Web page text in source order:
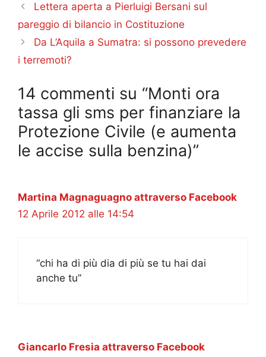
Lettera aperta a Pierluigi Bersani sul
pareggio di bilancio in Costituzione
Da L’Aquila a Sumatra: si possono prevedere
i terremoti?
14 commenti su “Monti ora
tassa gli sms per finanziare la
Protezione Civile (e aumenta
le accise sulla benzina)”
Martina Magnaguagno attraverso Facebook
12 Aprile 2012 alle 14:54
“chi ha di più dia di più se tu hai dai
anche tu”
Giancarlo Fresia attraverso Facebook